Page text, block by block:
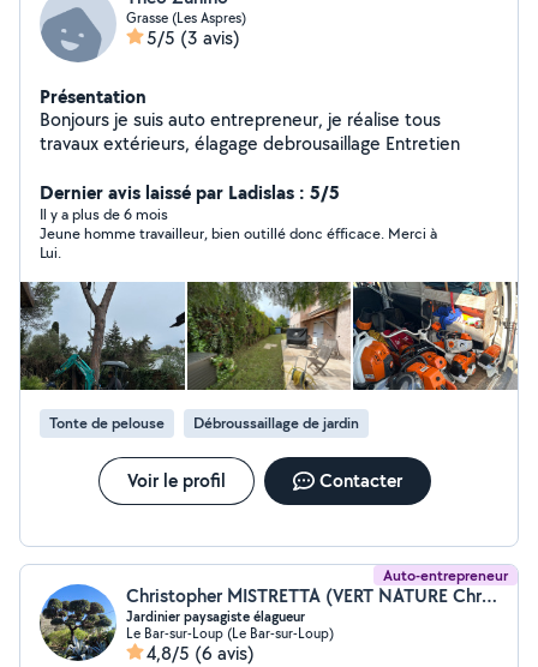
Grasse (Les Aspres)
5/5 (3 avis)
Présentation
Bonjours je suis auto entrepreneur, je réalise tous
travaux extérieurs, élagage debrousaillage Entretien
Dernier avis laissé par Ladislas : 5/5
Il y a plus de 6 mois
Jeune homme travailleur, bien outillé donc éfficace. Merci à
Lui.
Tonte de pelouse Débroussaillage de jardin
Voir le profil Contacter
Auto-entrepreneur
Christopher MISTRETTA (VERT NATURE Christopher)
Jardinier paysagiste élagueur
Le Bar-sur-Loup (Le Bar-sur-Loup)
4,8/5 (6 avis)